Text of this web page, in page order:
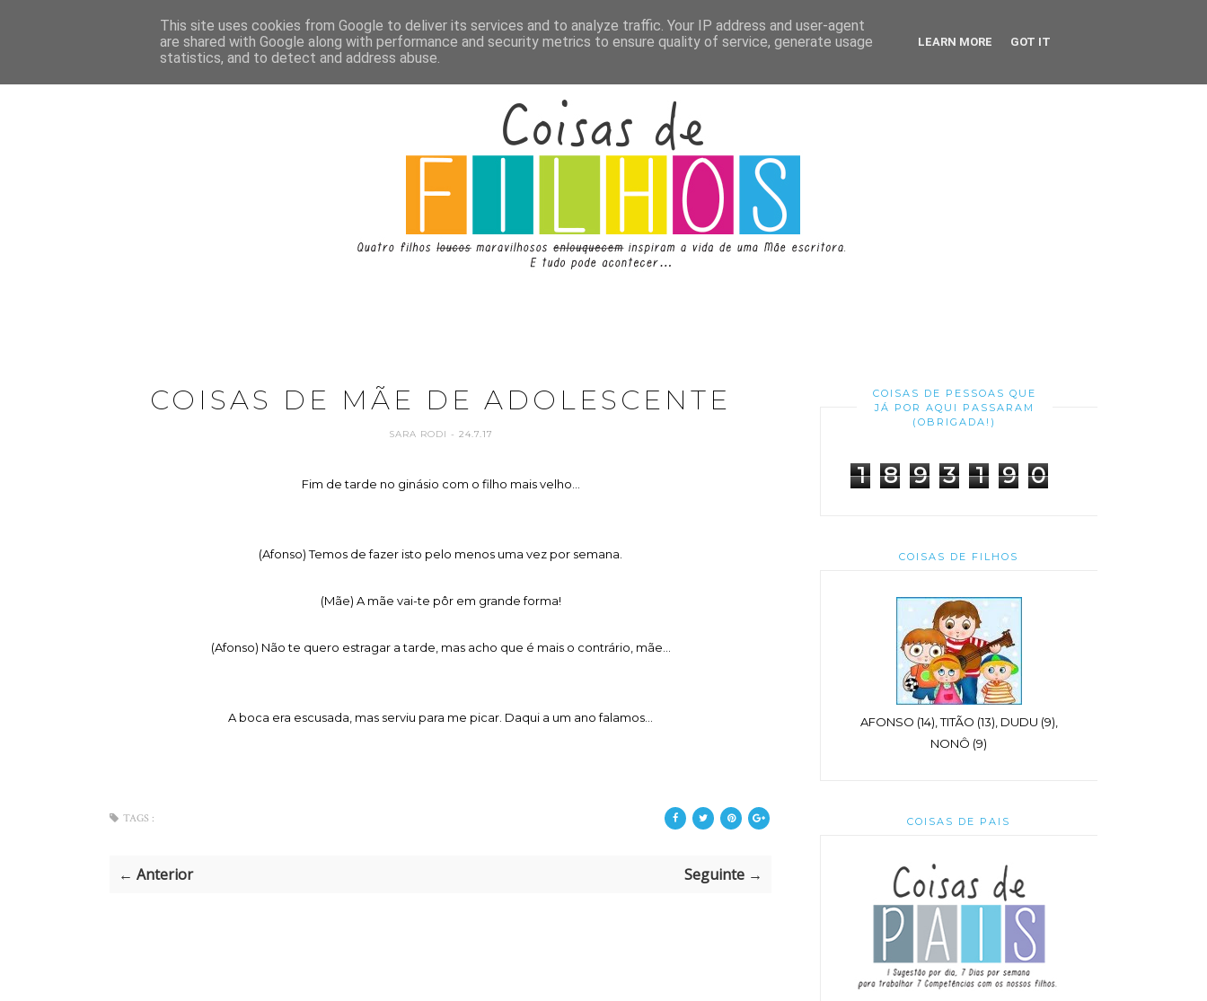
COISAS DE MÃE DE ADOLESCENTE
SARA RODI - 24.7.17
Fim de tarde no ginásio com o filho mais velho...
(Afonso) Temos de fazer isto pelo menos uma vez por semana.
(Mãe) A mãe vai-te pôr em grande forma!
(Afonso) Não te quero estragar a tarde, mas acho que é mais o contrário, mãe...
A boca era escusada, mas serviu para me picar. Daqui a um ano falamos...
TAGS :
← Anterior Seguinte →
COISAS DE PESSOAS QUE
JÁ POR AQUI PASSARAM
(OBRIGADA!)
1 8 9 3 1 9 0
COISAS DE FILHOS
AFONSO (14), TITÃO (13), DUDU (9),
NONÔ (9)
COISAS DE PAIS
This site uses cookies from Google to deliver its services and to analyze traffic. Your IP address and user-agent
are shared with Google along with performance and security metrics to ensure quality of service, generate usage
statistics, and to detect and address abuse.
LEARN MORE GOT IT